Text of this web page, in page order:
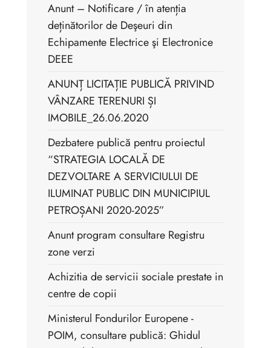
Anunt – Notificare / în atenția
deținătorilor de Deşeuri din
Echipamente Electrice şi Electronice
DEEE
ANUNȚ LICITAȚIE PUBLICĂ PRIVIND
VÂNZARE TERENURI ȘI
IMOBILE_26.06.2020
Dezbatere publică pentru proiectul
“STRATEGIA LOCALĂ DE
DEZVOLTARE A SERVICIULUI DE
ILUMINAT PUBLIC DIN MUNICIPIUL
PETROȘANI 2020-2025”
Anunt program consultare Registru
zone verzi
Achizitia de servicii sociale prestate in
centre de copii
Ministerul Fondurilor Europene -
POIM, consultare publică: Ghidul